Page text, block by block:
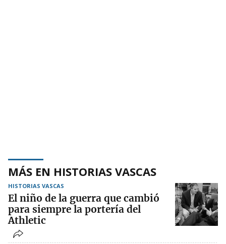
MÁS EN HISTORIAS VASCAS
HISTORIAS VASCAS
El niño de la guerra que cambió
para siempre la portería del
Athletic